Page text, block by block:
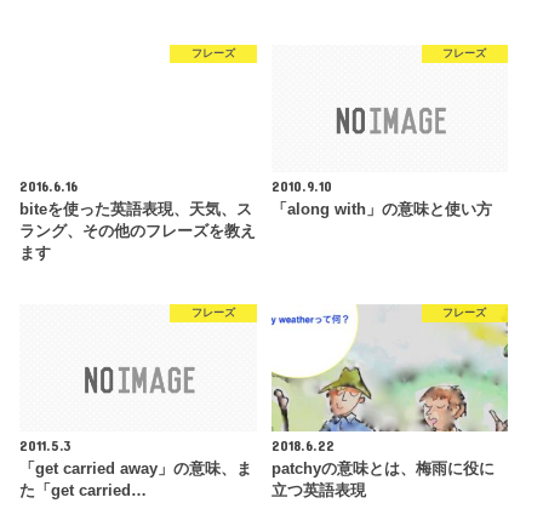
フレーズ
2016.6.16
biteを使った英語表現、天気、ス
ラング、その他のフレーズを教え
ます
フレーズ
2010.9.10
「along with」の意味と使い方
フレーズ
2011.5.3
「get carried away」の意味、ま
た「get carried…
フレーズ
2018.6.22
patchyの意味とは、梅雨に役に
立つ英語表現